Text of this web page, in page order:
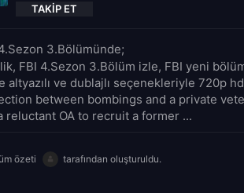
TAKIP ET
3.Bölümünde;
FBI 4.Sezon 3.Bölüm izle, FBI yeni
altyazılı ve dublajlı seçenekleriyle 720p
between bombings and a private
reluctant OA to recruit a former ...
özeti tarafından oluşturuldu.